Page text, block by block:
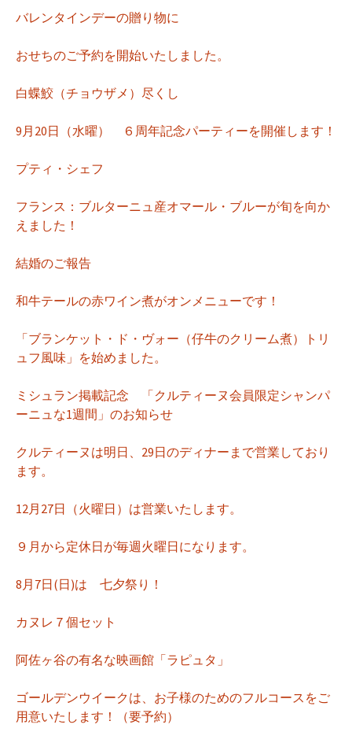
バレンタインデーの贈り物に
おせちのご予約を開始いたしました。
白蝶鮫（チョウザメ）尽くし
9月20日（水曜） ６周年記念パーティーを開催します！
プティ・シェフ
フランス：ブルターニュ産オマール・ブルーが旬を向か
えました！
結婚のご報告
和牛テールの赤ワイン煮がオンメニューです！
「ブランケット・ド・ヴォー（仔牛のクリーム煮）トリ
ュフ風味」を始めました。
ミシュラン掲載記念 「クルティーヌ会員限定シャンパ
ーニュな1週間」のお知らせ
クルティーヌは明日、29日のディナーまで営業しており
ます。
12月27日（火曜日）は営業いたします。
９月から定休日が毎週火曜日になります。
8月7日(日)は 七夕祭り！
カヌレ７個セット
阿佐ヶ谷の有名な映画館「ラピュタ」
ゴールデンウイークは、お子様のためのフルコースをご
用意いたします！（要予約）